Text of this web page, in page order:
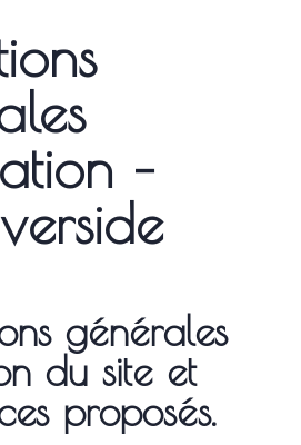
–
générales
du site et
proposés.